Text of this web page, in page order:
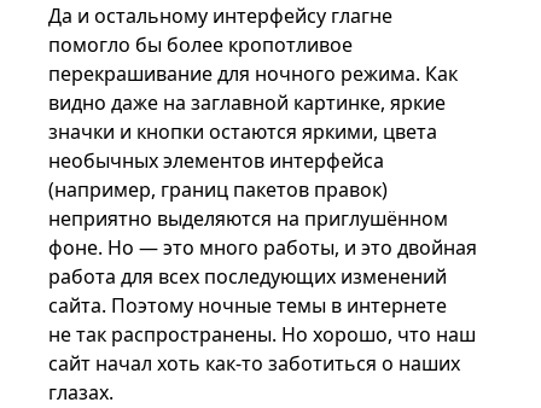
Да и остальному интерфейсу глагне
помогло бы более кропотливое
перекрашивание для ночного режима. Как
видно даже на заглавной картинке, яркие
значки и кнопки остаются яркими, цвета
необычных элементов интерфейса
(например, границ пакетов правок)
неприятно выделяются на приглушённом
фоне. Но — это много работы, и это двойная
работа для всех последующих изменений
сайта. Поэтому ночные темы в интернете
не так распространены. Но хорошо, что наш
сайт начал хоть как-то заботиться о наших
глазах.